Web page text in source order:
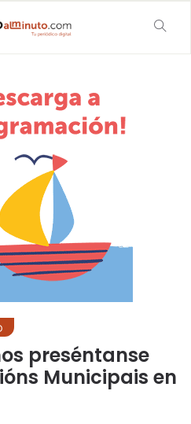
preséntanse
Municipais en